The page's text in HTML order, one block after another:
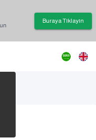
Buraya Tıklayın